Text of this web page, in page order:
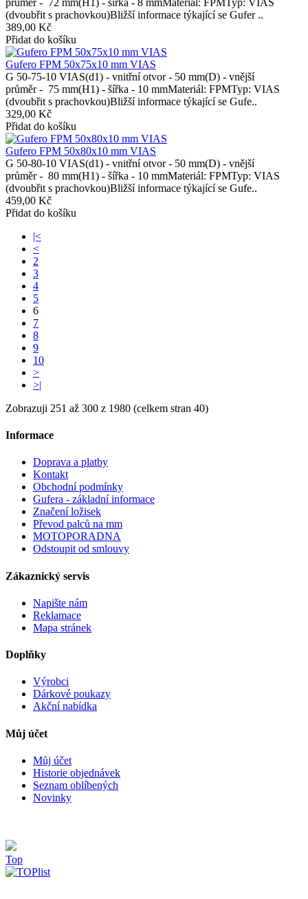
(dvoubřit s prachovkou)Bližší informace týkající se Gufer ..
389,00 Kč
Přidat do košíku
Gufero FPM 50x75x10 mm VIAS
G 50-75-10 VIAS(d1) - vnitřní otvor - 50 mm(D) - vnější
průměr - 75 mm(H1) - šířka - 10 mmMateriál: FPMTyp: VIAS
(dvoubřit s prachovkou)Bližší informace týkající se Gufe..
329,00 Kč
Přidat do košíku
Gufero FPM 50x80x10 mm VIAS
G 50-80-10 VIAS(d1) - vnitřní otvor - 50 mm(D) - vnější
průměr - 80 mm(H1) - šířka - 10 mmMateriál: FPMTyp: VIAS
(dvoubřit s prachovkou)Bližší informace týkající se Gufe..
459,00 Kč
Přidat do košíku
|<
<
2
3
4
5
6
7
8
9
10
>
>|
Zobrazuji 251 až 300 z 1980 (celkem stran 40)
Informace
Doprava a platby
Kontakt
Obchodní podmínky
Gufera - základní informace
Značení ložisek
Převod palců na mm
MOTOPORADNA
Odstoupit od smlouvy
Zákaznický servis
Napište nám
Reklamace
Mapa stránek
Doplňky
Výrobci
Dárkové poukazy
Akční nabídka
Můj účet
Můj účet
Historie objednávek
Seznam oblíbených
Novinky
Top